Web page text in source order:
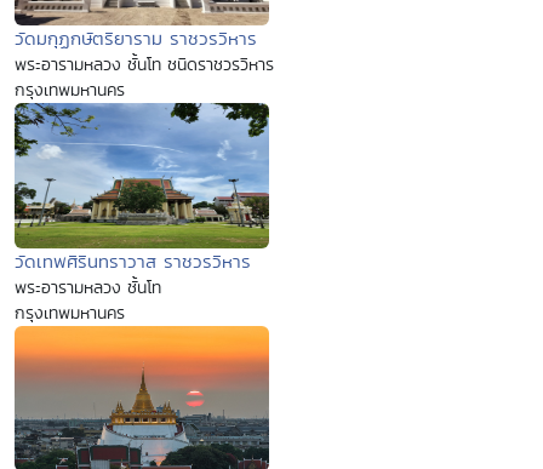
วัดมกุฏกษัตริยาราม ราชวรวิหาร
พระอารามหลวง ชั้นโท ชนิดราชวรวิหาร
กรุงเทพมหานคร
วัดเทพศิรินทราวาส ราชวรวิหาร
พระอารามหลวง ชั้นโท
กรุงเทพมหานคร